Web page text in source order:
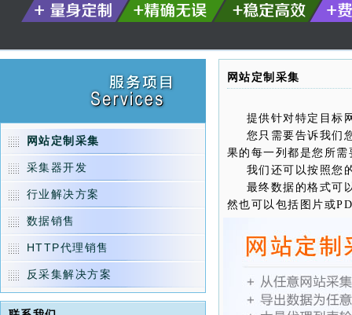
网站定制采集
采集器开发
行业解决方案
数据销售
HTTP代理销售
反采集解决方案
网站定制采集
提供针对特定目标
您只需要告诉我们
果的每一列都是您所
我们还可以按照您
最终数据的格式可
然也可以包括图片或